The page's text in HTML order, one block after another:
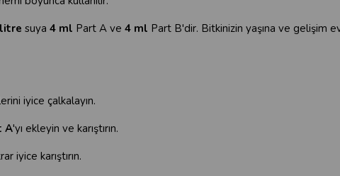
suya 4 ml Part A ve 4 ml Part B'dir. Bitkinizin yaşına ve gelişim
iyice çalkalayın.
A'yı ekleyin ve karıştırın.
iyice karıştırın.